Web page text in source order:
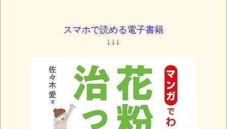
スマホで読める電子書籍
↓↓↓